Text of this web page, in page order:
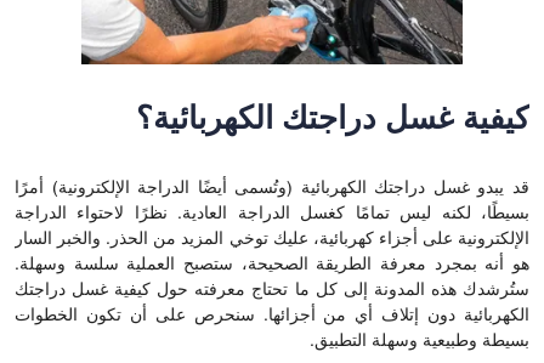
كيفية غسل دراجتك الكهربائية؟
قد يبدو غسل دراجتك الكهربائية (وتُسمى أيضًا الدراجة الإلكترونية) أمرًا
بسيطًا، لكنه ليس تمامًا كغسل الدراجة العادية. نظرًا لاحتواء الدراجة
الإلكترونية على أجزاء كهربائية، عليك توخي المزيد من الحذر. والخبر السار
هو أنه بمجرد معرفة الطريقة الصحيحة، ستصبح العملية سلسة وسهلة.
ستُرشدك هذه المدونة إلى كل ما تحتاج معرفته حول كيفية غسل دراجتك
الكهربائية دون إتلاف أي من أجزائها. سنحرص على أن تكون الخطوات
بسيطة وطبيعية وسهلة التطبيق.